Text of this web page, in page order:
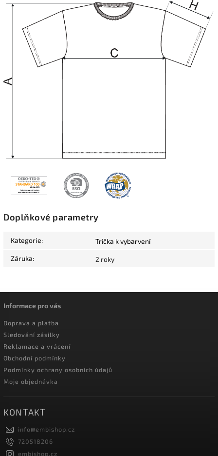
Doplňkové parametry
Kategorie: Trička k vybarvení
Záruka: 2 roky
Informace pro vás
Doprava a platba
Sledování zásilky
Reklamace a vrácení
Obchodní podmínky
Podmínky ochrany osobních údajů
Moje objednávka
KONTAKT
info@embishop.cz
720518206
embishop.cz